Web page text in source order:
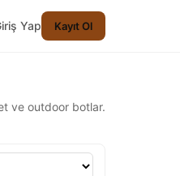
Yap Kayıt Ol
ve outdoor botlar.